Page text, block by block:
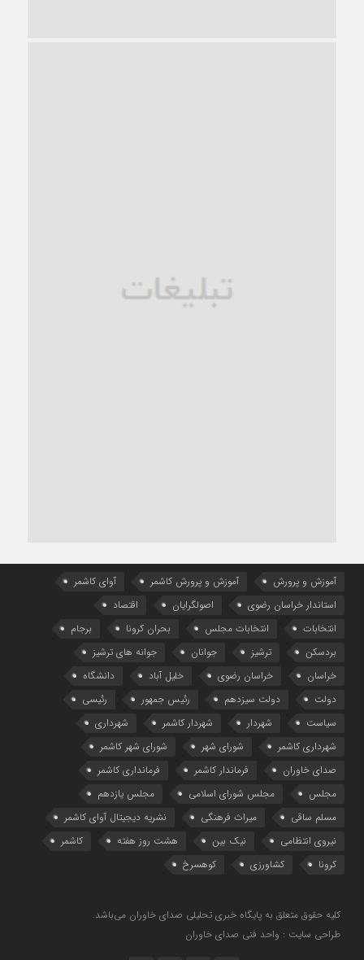
آموزش و پرورش آموزش و پرورش کاشمر
آوای کاشمر
استاندار خراسان رضوی
اصولگرایان
اقتصاد
انتخابات
انتخابات مجلس بحران کرونا
برجام
بردسکن
ترشیز جوانان
جوانه های ترشیز
خراسان
خراسان رضوی خلیل آباد
دانشگاه
دولت
دولت سیزدهم رئیس جمهور
رئیسی
سیاست
شهردار شهردار کاشمر
شهرداری
شهرداری کاشمر
شورای شهر
شورای شهر کاشمر
صدای خاوران
فرماندار کاشمر
فرمانداری کاشمر
مجلس
مجلس شورای اسلامی
مجلس یازدهم
مسلم ساقی
میراث فرهنگی
نشریه دیجیتال آوای کاشمر
نیروی انتظامی
نیک بین هشت روز هفته
کاشمر
کرونا
کشاورزی کوهسرخ
کلیه حقوق متعلق به پایگاه خبری تحلیلی صدای خاوران می‌باشد.
طراحی سایت : واحد فنی صدای خاوران